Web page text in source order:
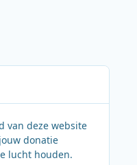
van deze website
donatie
lucht houden.